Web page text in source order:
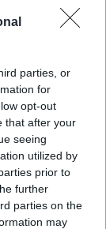
parties, or
for
opt-out
that after your
seeing
utilized by
prior to
further
parties on the
may
στο